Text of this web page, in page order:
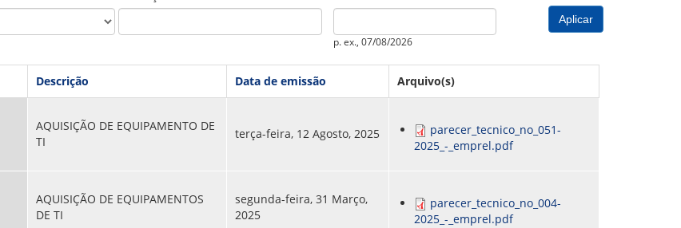
PPP - PERFIL PROFISSIOGRÁFICO PREVIDENCIÁRIO
PROGRAMA QUALIDADE DE VIDA
SAÚDE DO TRABALHADOR
MODELO
PARECERES TÉCNICOS EMITIDOS
PUBLICAÇÕES
PORTARIAS
RESOLUÇÕES
ATAS DA CIPA
ATAS DO CONSADE
CHAMAMENTOS PÚBLICOS
Date
p. ex., 07/08/2026
Descrição Data de emissão Arquivo(s)
AQUISIÇÃO DE EQUIPAMENTO DE
TI
terça-feira, 12 Agosto, 2025
parecer_tecnico_no_051-
2025_-_emprel.pdf
AQUISIÇÃO DE EQUIPAMENTOS
DE TI
segunda-feira, 31 Março,
2025
parecer_tecnico_no_004-
2025_-_emprel.pdf